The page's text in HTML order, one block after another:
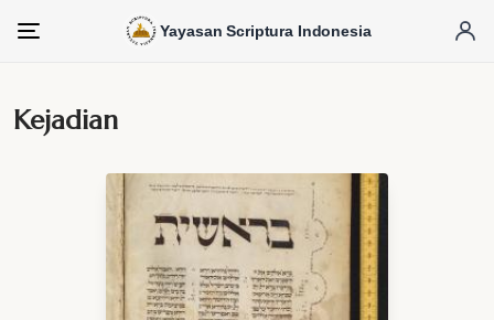
Menu
Yayasan Scriptura Indonesia
Kejadian